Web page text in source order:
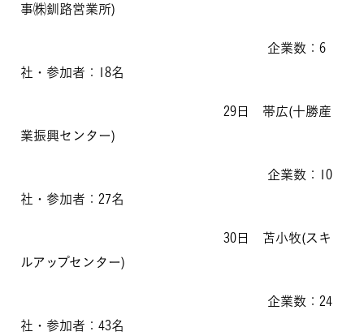
事㈱釧路営業所)
企業数：6
社・参加者：18名
29日 帯広(十勝産
業振興センター)
企業数：10
社・参加者：27名
30日 苫小牧(スキ
ルアップセンター)
企業数：24
社・参加者：43名